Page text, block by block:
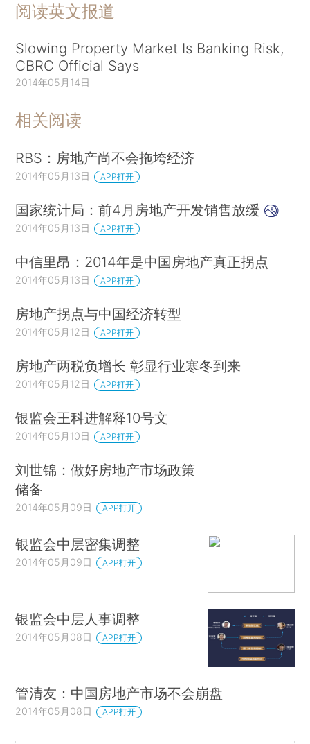
阅读英文报道
Slowing Property Market Is Banking Risk,
CBRC Official Says
2014年05月14日
相关阅读
RBS：房地产尚不会拖垮经济
2014年05月13日 APP打开
国家统计局：前4月房地产开发销售放缓
2014年05月13日 APP打开
中信里昂：2014年是中国房地产真正拐点
2014年05月13日 APP打开
房地产拐点与中国经济转型
2014年05月12日 APP打开
房地产两税负增长 彰显行业寒冬到来
2014年05月12日 APP打开
银监会王科进解释10号文
2014年05月10日 APP打开
刘世锦：做好房地产市场政策
储备
2014年05月09日 APP打开
银监会中层密集调整
2014年05月09日 APP打开
银监会中层人事调整
2014年05月08日 APP打开
管清友：中国房地产市场不会崩盘
2014年05月08日 APP打开